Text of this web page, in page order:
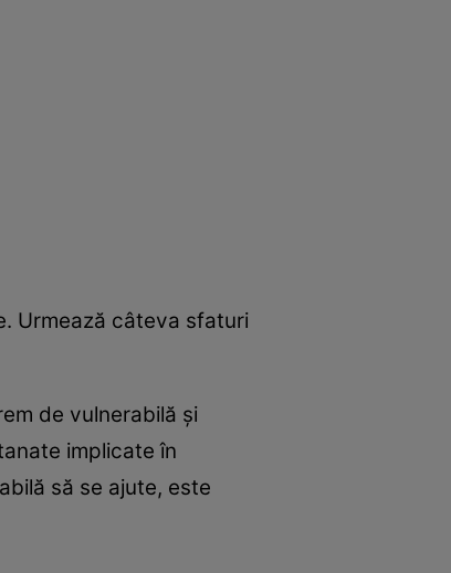
Urmează câteva sfaturi
de vulnerabilă şi
implicate în
să se ajute, este